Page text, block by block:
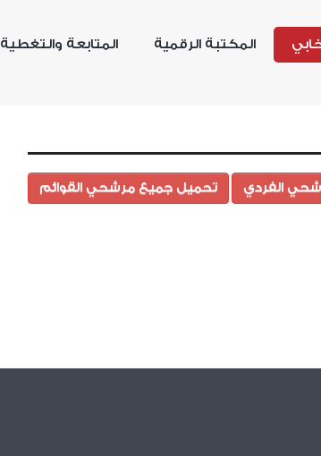
المكتبة الرقمية المتابعة والتغطية
الفردي تحميل جميع مرشحي القوائم